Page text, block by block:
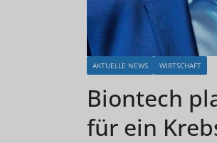
AKTUELLE NEWS WIRTSCHAFT
Biontech
für ein